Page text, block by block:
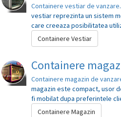
Containere vestiar de vanzare
vestiar reprezinta un sistem
care creeaza posibilitatea
Containere Vestiar
Containere
Containere magazin de
magazin este compact, usor
fi mobilat dupa preferintele
Containere Magazin